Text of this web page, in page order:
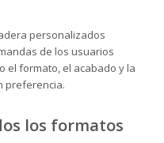
personalizados
de los usuarios
el formato, el acabado y la
preferencia.
los formatos